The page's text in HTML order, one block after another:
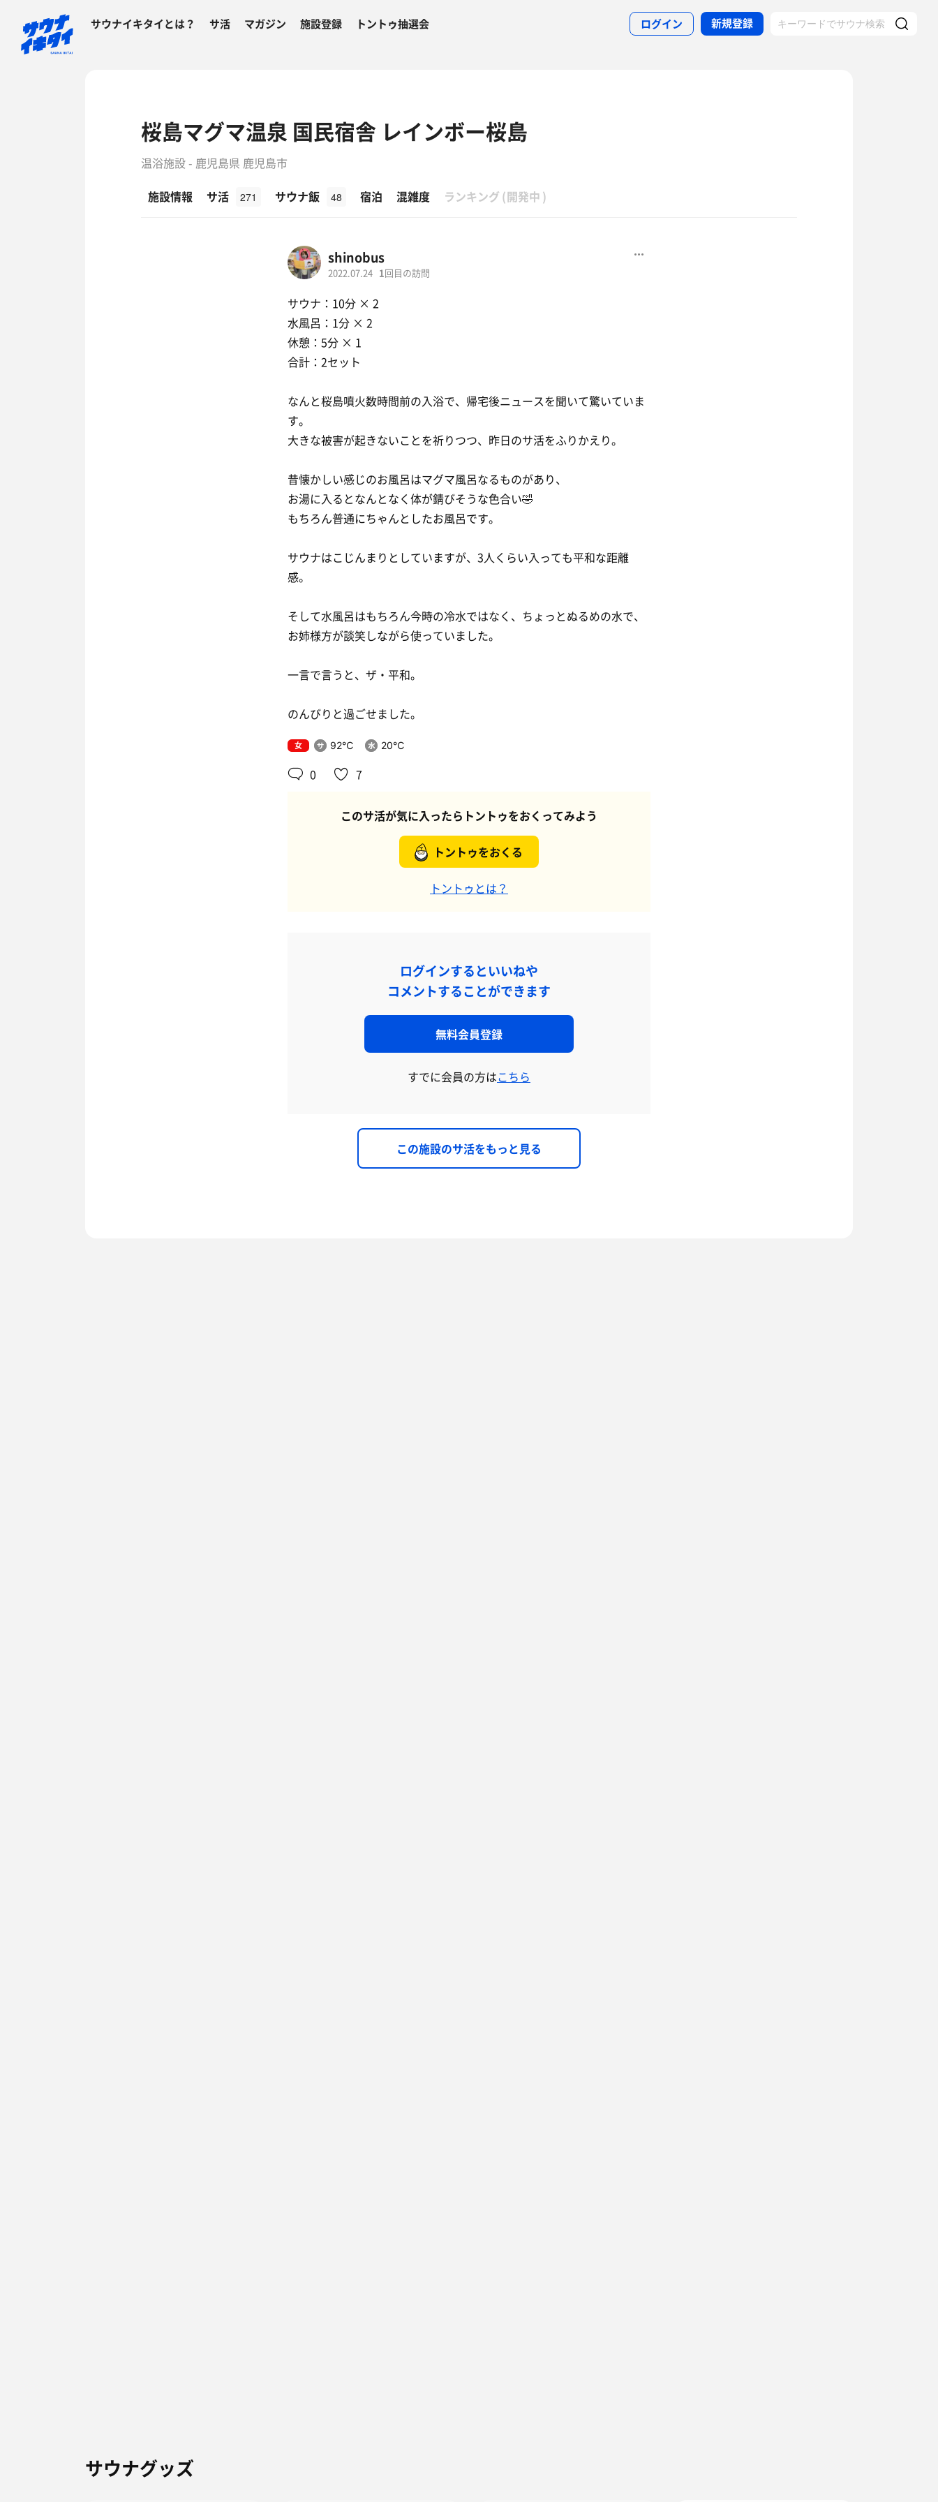
サウナイキタイとは？ サ活 マガジン 施設登録 トントゥ抽選会 ログイン 新規登録
桜島マグマ温泉 国民宿舎 レインボー桜島
温浴施設 - 鹿児島県 鹿児島市
施設情報
サ活 271 サウナ飯 48 宿泊 混雑度 ランキング (開発中 )
shinobus
2022.07.24 1 回目の訪問
サウナ：10分 × 2
水風呂：1分 × 2
休憩：5分 × 1
合計：2セット
なんと桜島噴火数時間前の入浴で、帰宅後ニュースを聞いて驚いていま
す。
大きな被害が起きないことを祈りつつ、昨日のサ活をふりかえり。
昔懐かしい感じのお風呂はマグマ風呂なるものがあり、
お湯に入るとなんとなく体が錆びそうな色合い🤣
もちろん普通にちゃんとしたお風呂です。
サウナはこじんまりとしていますが、3人くらい入っても平和な距離
感。
そして水風呂はもちろん今時の冷水ではなく、ちょっとぬるめの水で、
お姉様方が談笑しながら使っていました。
一言で言うと、ザ・平和。
のんびりと過ごせました。
女 92℃ 20℃
0 7
このサ活が気に入ったらトントゥをおくってみよう
トントゥをおくる
トントゥとは？
ログインするといいねや
コメントすることができます
無料会員登録
すでに会員の方はこちら
この施設のサ活をもっと見る
サウナグッズ